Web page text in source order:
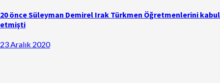
20 önce Süleyman Demirel Irak Türkmen Öğretmenlerini kabul
etmişti
23 Aralık 2020